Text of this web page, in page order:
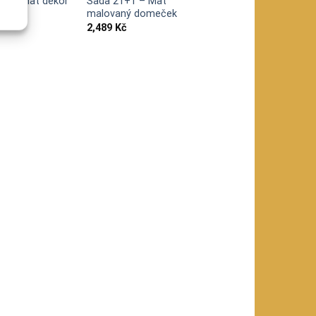
malovaný domeček
2,489 Kč